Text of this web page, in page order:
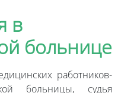
в
больнице
работников-
больницы, судья